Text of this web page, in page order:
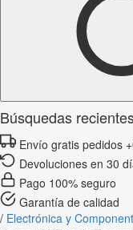
Búsquedas
Envío gratis pedidos
Devoluciones en 30
Pago 100% seguro
Garantía de calidad
/ Electrónica y